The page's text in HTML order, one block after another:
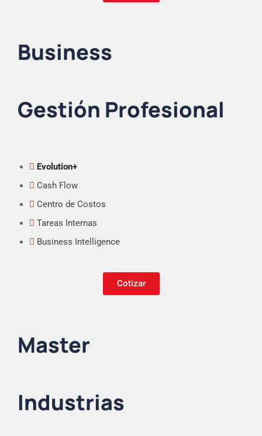
Business
Gestión Profesional
Evolution+
Cash Flow
Centro de Costos
Tareas Internas
Business Intelligence
Cotizar
Master
Industrias